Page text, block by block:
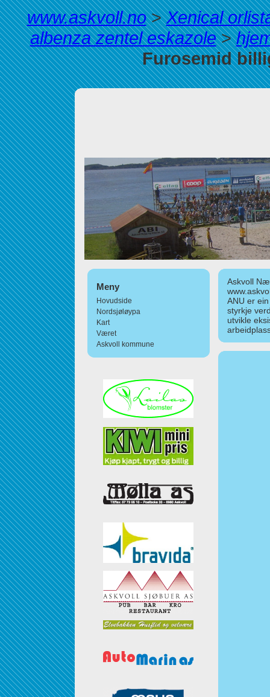
www.askvoll.no>Xenical
albenza zentel eskazole>
Furosemid
Meny
Hovudside
Nordsjøløypa
Kart
Været
Askvoll kommune
Askvoll
ANU er
styrkje
utvikle